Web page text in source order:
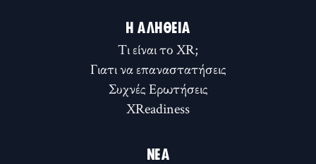
Η ΑΛΉΘΕΙΑ
Τι είναι το XR;
Γιατι να επαναστατήσεις
Συχνές Ερωτήσεις
XReadiness
ΝΈΑ